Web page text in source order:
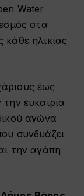
Water
στα
ηλικίας
έως
ευκαιρία
αγώνα
συνδυάζει
την αγάπη